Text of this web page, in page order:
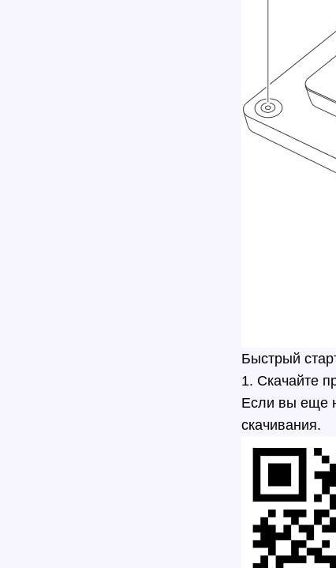
Быстрый
1. Скачайте
Если вы еще
скачивания.